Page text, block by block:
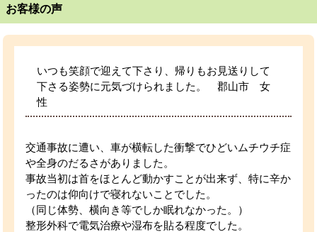
お客様の声
いつも笑顔で迎えて下さり、帰りもお見送りして
下さる姿勢に元気づけられました。 郡山市 女
性
交通事故に遭い、車が横転した衝撃でひどいムチウチ症
や全身のだるさがありました。
事故当初は首をほとんど動かすことが出来ず、特に辛か
ったのは仰向けで寝れないことでした。
（同じ体勢、横向き等でしか眠れなかった。）
整形外科で電気治療や湿布を貼る程度でした。